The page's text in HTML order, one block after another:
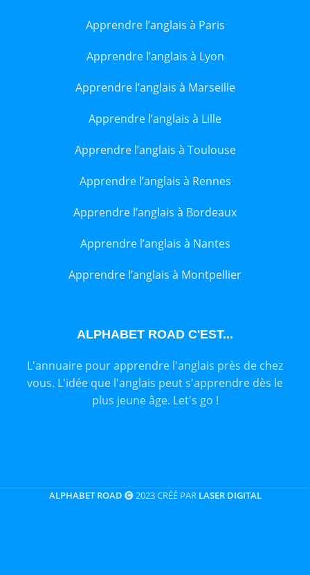
Apprendre l’anglais à Paris
Apprendre l’anglais à Lyon
Apprendre l’anglais à Marseille
Apprendre l’anglais à Lille
Apprendre l’anglais à Toulouse
Apprendre l’anglais à Rennes
Apprendre l’anglais à Bordeaux
Apprendre l’anglais à Nantes
Apprendre l’anglais à Montpellier
ALPHABET ROAD C'EST...
L'annuaire pour apprendre l'anglais près de chez
vous. L'idée que l'anglais peut s'apprendre dès le
plus jeune âge. Let's go !
ALPHABET ROAD 2023 CRÉÉ PAR LASER DIGITAL